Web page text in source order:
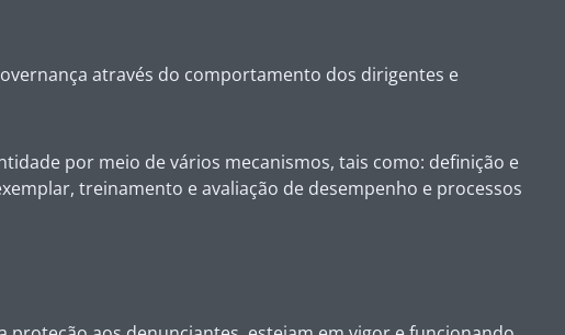
através do comportamento dos dirigentes e
por meio de vários mecanismos, tais como: definição e
treinamento e avaliação de desempenho e processos